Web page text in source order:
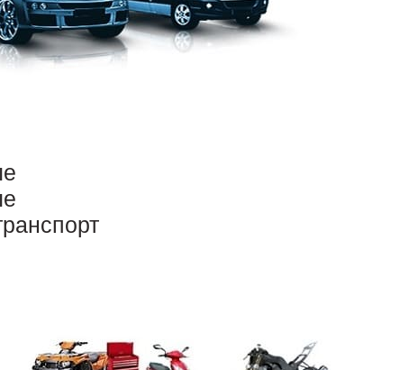
выкуп» нашей компании. До 70% средств,
возникают. Только если везёт, покупатель
Остальные откладываются на